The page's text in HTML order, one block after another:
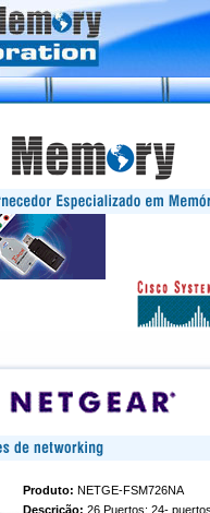
Produto: NETGE-FSM726NA
Descrição: 26 Puertos: 24-